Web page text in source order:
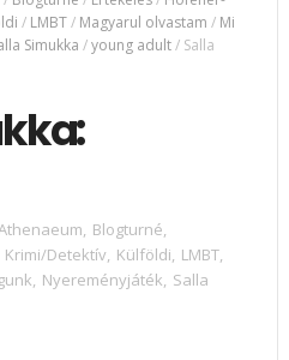
/ LMBT/ Magyarul olvastam / Mi
Simukka /young adult/ Salla
, Blogturné,
Krimi/Detektív, Külföldi, LMBT,
, Nyereményjáték, Salla